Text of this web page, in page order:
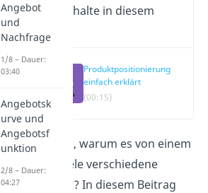
Wichtige Inhalte in diesem
Video
Produktpositionierung
einfach erklärt
(00:15)
Du fragst dich, warum es von einem
Produkt so viele verschiedene
Varianten gibt? In diesem Beitrag
Angebot
und
Nachfrage
1/8 – Dauer:
03:40
Angebotsk
urve und
Angebotsf
unktion
2/8 – Dauer:
04:27